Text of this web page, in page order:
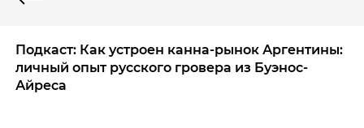
Подкаст: Как устроен канна-рынок Аргентины:
личный опыт русского гровера из Буэнос-
Айреса